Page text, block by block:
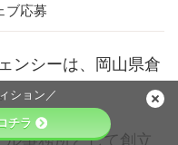
ブ応募
ンシーは、岡山県倉
事務所として創立
ション／
チラ